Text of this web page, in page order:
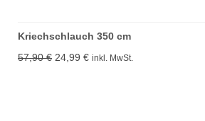
Kriechschlauch 350 cm
57,90€ Ursprünglicher
24,99 €Aktueller
inkl. MwSt.